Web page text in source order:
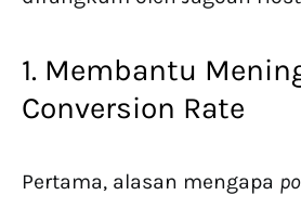
1. Membantu
Conversion Rate
Pertama, alasan mengapa